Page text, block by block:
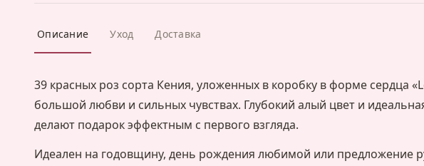
Описание Уход Доставка
39 красных роз сорта Кения, уложенных в коробку в форме сердца
большой любви и сильных чувствах. Глубокий алый цвет и
делают подарок эффектным с первого взгляда.
Идеален на годовщину, день рождения любимой или предложение